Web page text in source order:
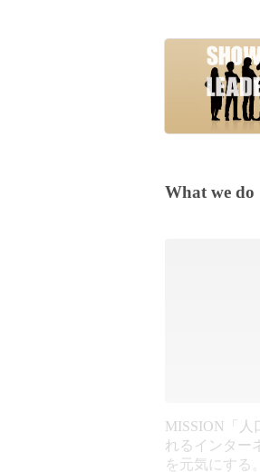
What we do
MISSION「人
れるインター
を元気にする